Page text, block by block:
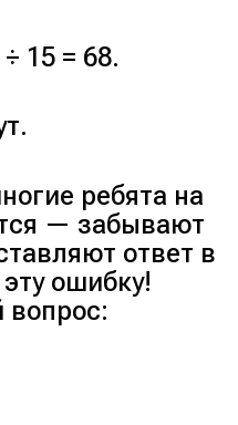
15 = 68.
ребята на
— забывают
ответ в
ошибку!
вопрос: